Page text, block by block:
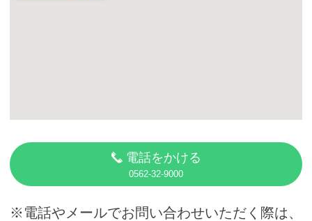
電話をかける
0562-32-9000
※電話やメールでお問い合わせいただく際は、